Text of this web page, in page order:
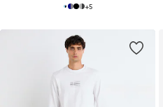
+5